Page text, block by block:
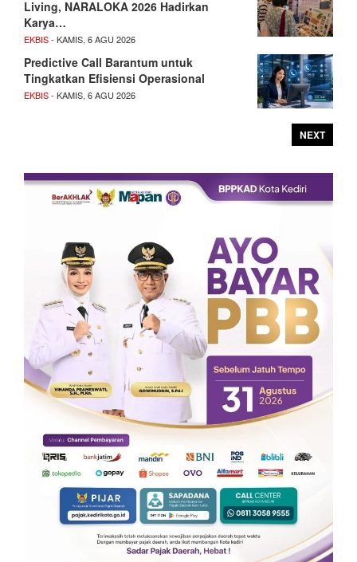
Living, NARALOKA 2026 Hadirkan
Karya…
EKBIS- KAMIS, 6 AGU 2026
Predictive Call Barantum untuk
Tingkatkan Efisiensi Operasional
EKBIS- KAMIS, 6 AGU 2026
NEXT